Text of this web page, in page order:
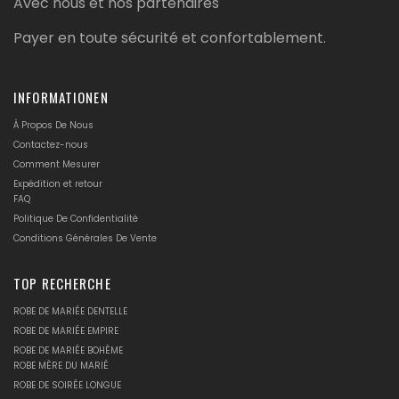
Payer en toute sécurité et confortablement.
INFORMATIONEN
À Propos De Nous
Contactez-nous
Comment Mesurer
Expédition et retour
FAQ
Politique De Confidentialité
Conditions Générales De Vente
TOP RECHERCHE
ROBE DE MARIÉE DENTELLE
ROBE DE MARIÉE EMPIRE
ROBE DE MARIÉE BOHÈME
ROBE MÈRE DU MARIÉ
ROBE DE SOIRÉE LONGUE